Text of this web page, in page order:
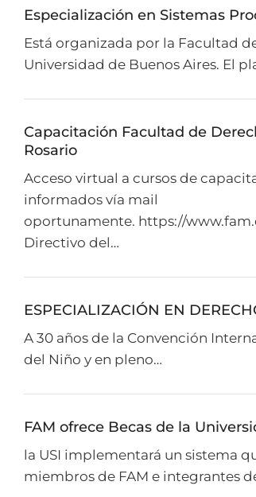
Especialización en Sistemas
Está organizada por la Facultad
Universidad de Buenos Aires. El
Capacitación Facultad de
Rosario
Acceso virtual a cursos de
informados vía mail
oportunamente. https://
Directivo del…
ESPECIALIZACIÓN EN
A 30 años de la Convención
del Niño y en pleno…
FAM ofrece Becas de la
la USI implementará un sistema
miembros de FAM e integrantes